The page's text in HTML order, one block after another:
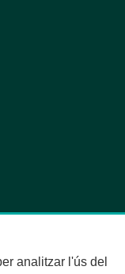
analitzar l'ús del